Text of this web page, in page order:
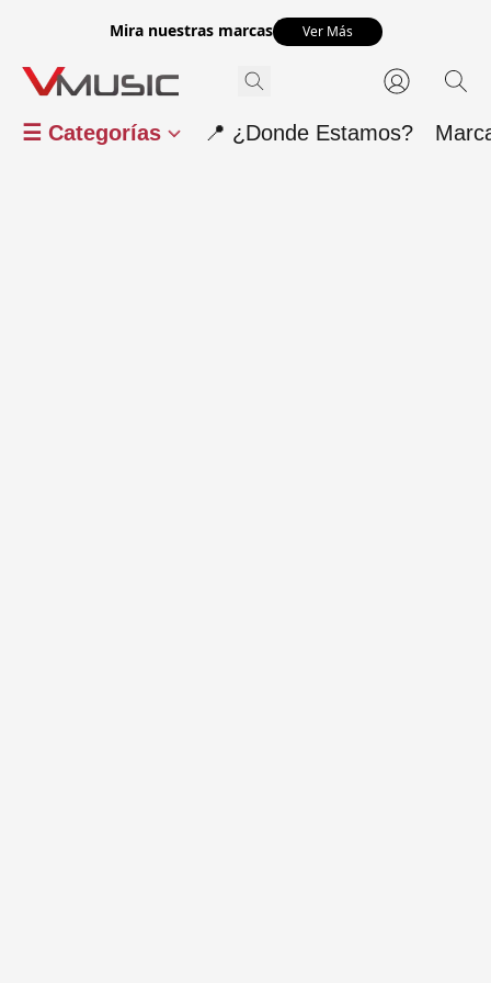
Mira nuestras marcas Ver Más
☰ Categorías 📍 ¿Donde Estamos?